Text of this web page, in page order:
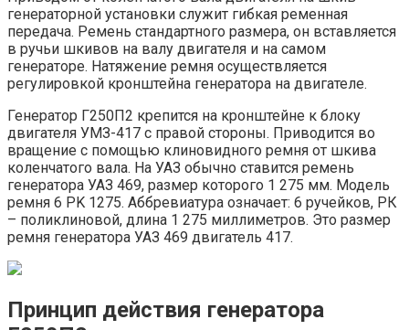
генераторной установки служит гибкая ременная
передача. Ремень стандартного размера, он вставляется
в ручьи шкивов на валу двигателя и на самом
генераторе. Натяжение ремня осуществляется
регулировкой кронштейна генератора на двигателе.
Генератор Г250П2 крепится на кронштейне к блоку
двигателя УМЗ-417 с правой стороны. Приводится во
вращение с помощью клиновидного ремня от шкива
коленчатого вала. На УАЗ обычно ставится ремень
генератора УАЗ 469, размер которого 1 275 мм. Модель
ремня 6 РK 1275. Аббревиатура означает: 6 ручейков, РК
– поликлиновой, длина 1 275 миллиметров. Это размер
ремня генератора УАЗ 469 двигатель 417.
Принцип действия генератора